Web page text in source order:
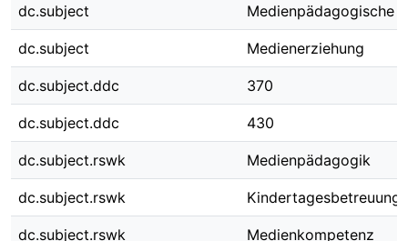
dc.subject Medienpädagogische
dc.subject Medienerziehung
dc.subject.ddc 370
dc.subject.ddc 430
dc.subject.rswk Medienpädagogik
dc.subject.rswk Kindertagesbetreuung
dc.subject.rswk Medienkompetenz